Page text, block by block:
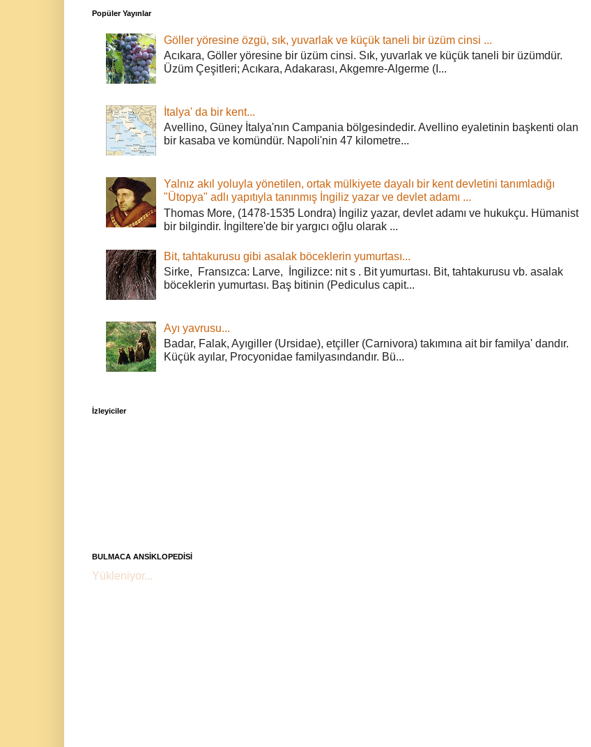
Popüler Yayınlar
Göller yöresine özgü, sık, yuvarlak ve küçük taneli bir üzüm cinsi ...
Acıkara, Göller yöresine bir üzüm cinsi. Sık, yuvarlak ve küçük taneli bir üzümdür.
Üzüm Çeşitleri; Acıkara, Adakarası, Akgemre-Algerme (I...
İtalya' da bir kent...
Avellino, Güney İtalya'nın Campania bölgesindedir. Avellino eyaletinin başkenti olan
bir kasaba ve komündür. Napoli'nin 47 kilometre...
Yalnız akıl yoluyla yönetilen, ortak mülkiyete dayalı bir kent devletini tanımladığı
"Ütopya" adlı yapıtıyla tanınmış İngiliz yazar ve devlet adamı ...
Thomas More, (1478-1535 Londra) İngiliz yazar, devlet adamı ve hukukçu. Hümanist
bir bilgindir. İngiltere'de bir yargıcı oğlu olarak ...
Bit, tahtakurusu gibi asalak böceklerin yumurtası...
Sirke, Fransızca: Larve, İngilizce: nit s . Bit yumurtası. Bit, tahtakurusu vb. asalak
böceklerin yumurtası. Baş bitinin (Pediculus capit...
Ayı yavrusu...
Badar, Falak, Ayıgiller (Ursidae), etçiller (Carnivora) takımına ait bir familya' dandır.
Küçük ayılar, Procyonidae familyasındandır. Bü...
İzleyiciler
BULMACA ANSİKLOPEDİSİ
Yükleniyor...